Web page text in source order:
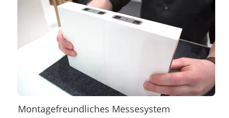
Montagefreundliches Messesystem